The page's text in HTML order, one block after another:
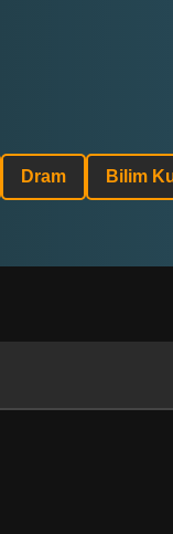
Dram Bilim